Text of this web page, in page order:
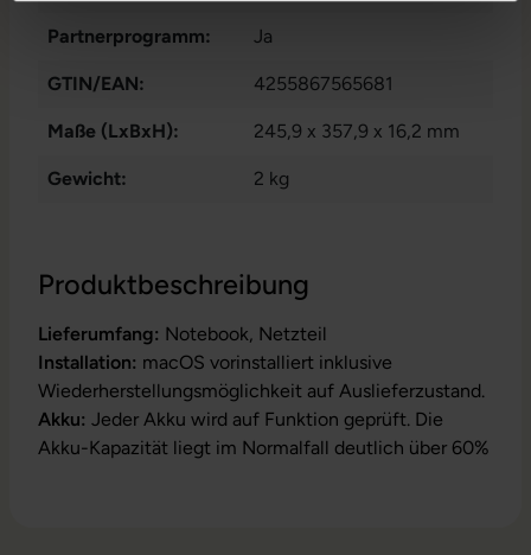
Produktbeschreibung
Lieferumfang: Notebook, Netzteil
Installation: macOS vorinstalliert inklusive
Wiederherstellungsmöglichkeit auf Auslieferzustand.
Akku: Jeder Akku wird auf Funktion geprüft. Die
Akku-Kapazität liegt im Normalfall deutlich über 60%
Partnerprogramm: Ja
GTIN/EAN: 4255867565681
Maße (LxBxH): 245,9 x 357,9 x 16,2 mm
Gewicht: 2 kg